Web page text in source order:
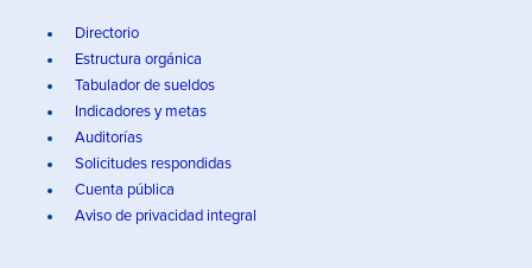
Directorio
Estructura orgánica
Tabulador de sueldos
Indicadores y metas
Auditorías
Solicitudes respondidas
Cuenta pública
Aviso de privacidad integral